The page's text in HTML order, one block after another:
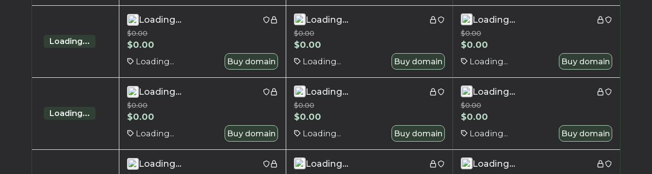
Loading...
Loading...
$0.00
$0.00
Loading... Buy domain
Loading...
$0.00
$0.00
Loading... Buy domain
Loading...
$0.00
$0.00
Loading... Buy domain
Loading...
Loading...
$0.00
$0.00
Loading... Buy domain
Loading...
$0.00
$0.00
Loading... Buy domain
Loading...
$0.00
$0.00
Loading... Buy domain
Loading... Loading... Loading...